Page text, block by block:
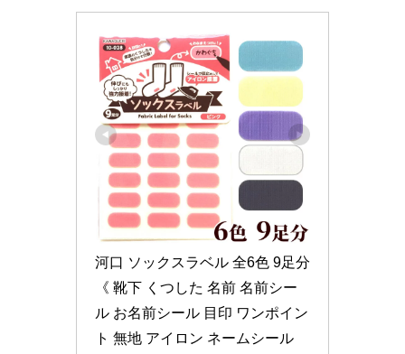
河口 ソックスラベル 全6色 9足分
《 靴下 くつした 名前 名前シー
ル お名前シール 目印 ワンポイン
ト 無地 アイロン ネームシール